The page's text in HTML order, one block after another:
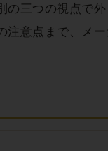
の三つの視点で
注意点まで、メ